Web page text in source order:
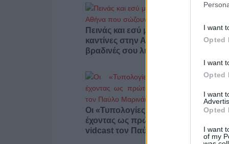
I want
Opted
I want
Opted
I want
Opted
I want
of my
Πεινάς και εσύ μετά το ξενύχτι; 5
καντίνες στην Αθήνα που σώζουν τις
βραδινές σου λιγούρες
Οι «Τυπολογίες» περνούν στην
έχοντας ως πρώτο καλεσμένο στο νέο
vidcast τον Παύλο Μαρινάκη